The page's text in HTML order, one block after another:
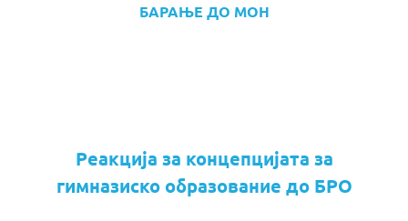
БАРАЊЕ ДО МОН
Реакција за концепцијата за
гимназиско образование до БРО